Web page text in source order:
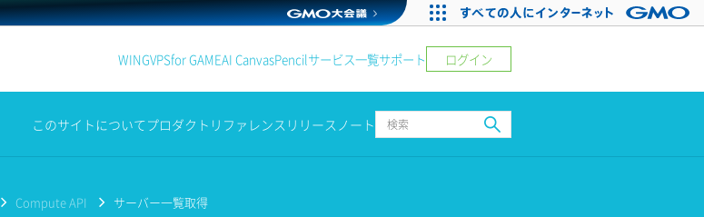
WINGVPSfor GAMEAI CanvasPencilサービス一覧サポート ログイン
このサイトについてプロダクト リファレンス リリースノート
Compute API サーバー一覧取得